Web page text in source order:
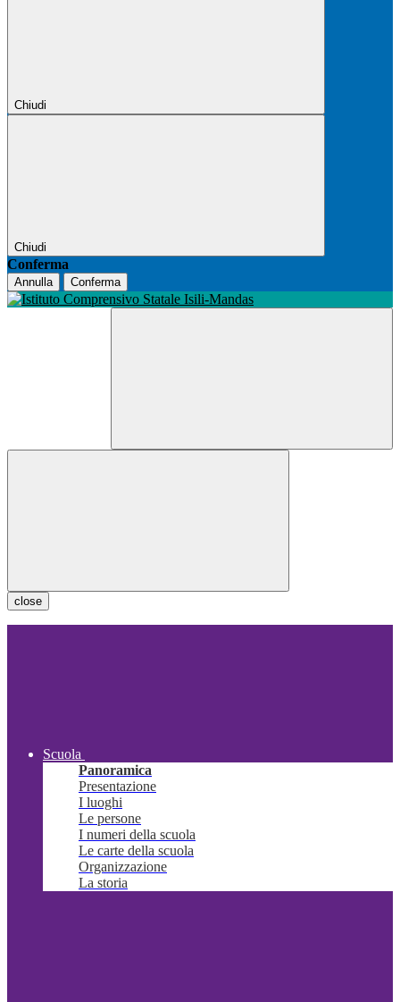
Chiudi
Chiudi
Conferma
Annulla Conferma
close
Scuola
Panoramica
Presentazione
I luoghi
Le persone
I numeri della scuola
Le carte della scuola
Organizzazione
La storia